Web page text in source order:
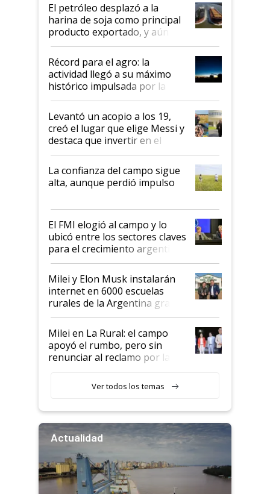
El petróleo desplazó a la
harina de soja como principal
producto exportado, y aún así
el agro aportó casi seis de cada
diez dólares y sostuvo el
liderazgo en un semestre
récord
Récord para el agro: la
actividad llegó a su máximo
histórico impulsada por la
cosecha y las exportaciones
Levantó un acopio a los 19,
creó el lugar que elige Messi y
destaca que invertir en el
kirchnerismo era como "darle
plata a un hijo para droga":
Juan Félix Rossetti, el libertario
que de una dura crisis salió
de Milei
La confianza del campo sigue
alta, aunque perdió impulso
El FMI elogió al campo y lo
ubicó entre los sectores claves
para el crecimiento argentino
Milei y Elon Musk instalarán
internet en 6000 escuelas
rurales de la Argentina gracias
a un acuerdo con Starlink
Milei en La Rural: el campo
apoyó el rumbo, pero sin
renunciar al reclamo por las
Ver todos los temas
Actualidad